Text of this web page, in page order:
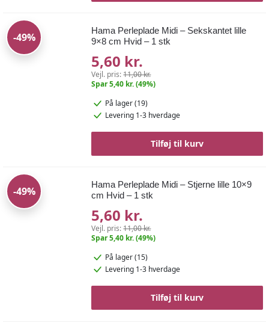
-49%
Hama Perleplade Midi – Sekskantet lille
9×8 cm Hvid – 1 stk
5,60 kr.
Vejl. pris:11,00 kr.
Spar 5,40 kr. (49%)
På lager (19)
Levering 1-3 hverdage
Tilføj til kurv
-49%
Hama Perleplade Midi – Stjerne lille 10×9
cm Hvid – 1 stk
5,60 kr.
Vejl. pris:11,00 kr.
Spar 5,40 kr. (49%)
På lager (15)
Levering 1-3 hverdage
Tilføj til kurv